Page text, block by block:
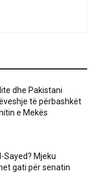
dhe Pakistani
të përbashkët
e Mekës
Sayed? Mjeku
gati për senatin